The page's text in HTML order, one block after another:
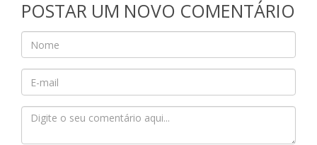
POSTAR UM NOVO COMENTÁRIO